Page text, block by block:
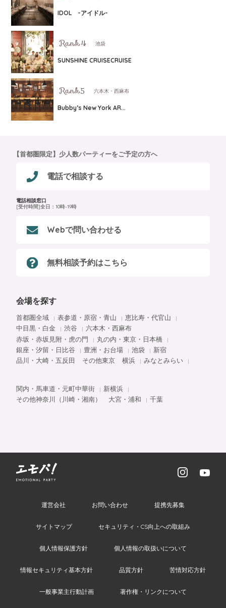
IDOL -アイドル-
池袋
SUNSHINE CRUISECRUISE
六本木・西麻布
Bubby’s New York AR...
【首都圏限定】少人数パーティーをご予定の方へ
電話で相談する
電話相談窓口
[受付時間]全日：10時-19時
Webで問い合わせる
無料相談予約はこちら
会場を探す
首都圏全域 表参道・原宿・青山
恵比寿・代官山
中目黒・白金
渋谷
六本木・西麻布
赤坂・赤坂見附・虎の門
丸の内・東京・日本橋
銀座・汐留・日比谷
豊洲・お台場 池袋
新宿
品川・大崎・五反田
その他東京 横浜 みなとみらい
関内・馬車道・元町中華街
新横浜
その他神奈川（川崎・湘南）
大宮・浦和 千葉
運営会社 お問い合わせ 提携先募集
サイトマップ セキュリティ・CS向上への取組み
個人情報保護方針 個人情報の取扱いについて
情報セキュリティ基本方針 品質方針 苦情対応方針
一般事業主行動計画 著作権・リンクについて